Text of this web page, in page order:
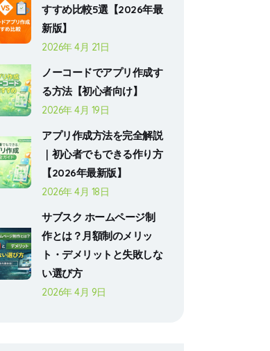
すすめ比較5選【2026年最
新版】
2026年 4月 21日
ノーコードでアプリ作成す
る方法【初心者向け】
2026年 4月 19日
アプリ作成方法を完全解説
｜初心者でもできる作り方
【2026年最新版】
2026年 4月 18日
サブスク ホームページ制
作とは？月額制のメリッ
ト・デメリットと失敗しな
い選び方
2026年 4月 9日